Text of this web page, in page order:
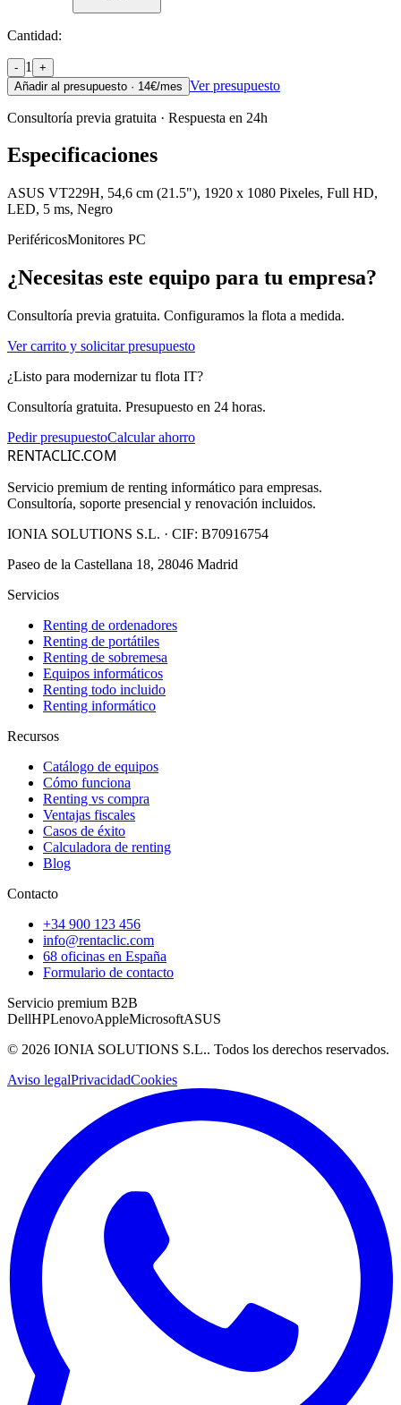
Cantidad:
- 1
+
Añadir al presupuesto · 14€/mes Ver presupuesto
Consultoría previa gratuita · Respuesta en 24h
Especificaciones
ASUS VT229H, 54,6 cm (21.5"), 1920 x 1080 Pixeles, Full HD,
LED, 5 ms, Negro
PeriféricosMonitores PC
¿Necesitas este equipo para tu empresa?
Consultoría previa gratuita. Configuramos la flota a medida.
Ver carrito y solicitar presupuesto
¿Listo para modernizar tu flota IT?
Consultoría gratuita. Presupuesto en 24 horas.
Pedir presupuestoCalcular ahorro
RENTACLIC.COM
Servicio premium de renting informático para empresas.
Consultoría, soporte presencial y renovación incluidos.
IONIA SOLUTIONS S.L. · CIF: B70916754
Paseo de la Castellana 18, 28046 Madrid
Servicios
Renting de ordenadores
Renting de portátiles
Renting de sobremesa
Equipos informáticos
Renting todo incluido
Renting informático
Recursos
Catálogo de equipos
Cómo funciona
Renting vs compra
Ventajas fiscales
Casos de éxito
Calculadora de renting
Blog
Contacto
+34 900 123 456
info@rentaclic.com
68 oficinas en España
Formulario de contacto
Servicio premium B2B
DellHPLenovoAppleMicrosoftASUS
© 2026 IONIA SOLUTIONS S.L.. Todos los derechos reservados.
Aviso legalPrivacidadCookies